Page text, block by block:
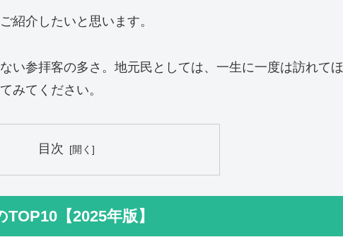
紹介したいと思います。
い参拝客の多さ。地元民としては、一生に一度は訪れてほ
みてください。
目次
【2025年版】